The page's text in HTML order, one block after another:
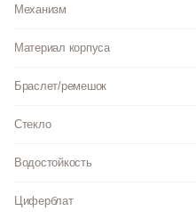
Механизм
Материал корпуса
Браслет/ремешок
Стекло
Водостойкость
Циферблат